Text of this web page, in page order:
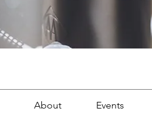
About Events